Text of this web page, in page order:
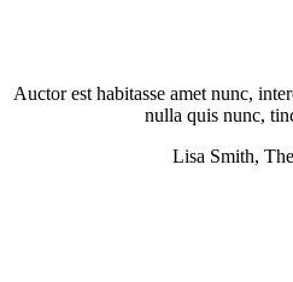
Auctor est habitasse amet nunc,
nulla quis nunc,
Lisa Smith,